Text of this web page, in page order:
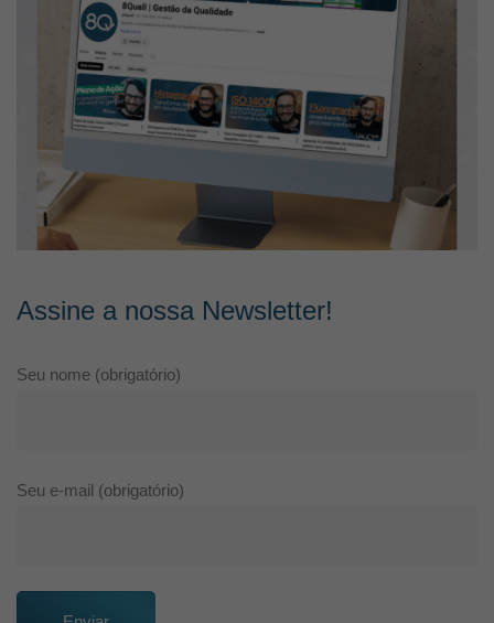
Assine a nossa Newsletter!
Seu nome (obrigatório)
Seu e-mail (obrigatório)